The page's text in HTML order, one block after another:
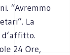
“Avremmo
La
24 Ore,